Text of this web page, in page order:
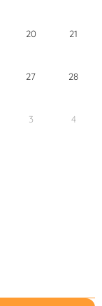
20 21
27 28
3 4